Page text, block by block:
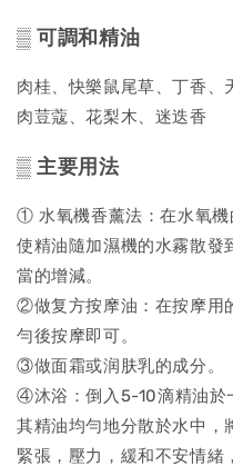
▒ 可調和精油
肉桂、快樂鼠尾草、丁香、
肉荳蔻、花梨木、迷迭香
▒ 主要用法
① 水氧機香薰法：在水氧機
使精油隨加濕機的水霧散發
當的增減。
②做复方按摩油：在按摩用
勻後按摩即可。
③做面霜或润肤乳的成分。
④沐浴：倒入5-10滴精油於
其精油均勻地分散於水中，
緊張，壓力，緩和不安情緒